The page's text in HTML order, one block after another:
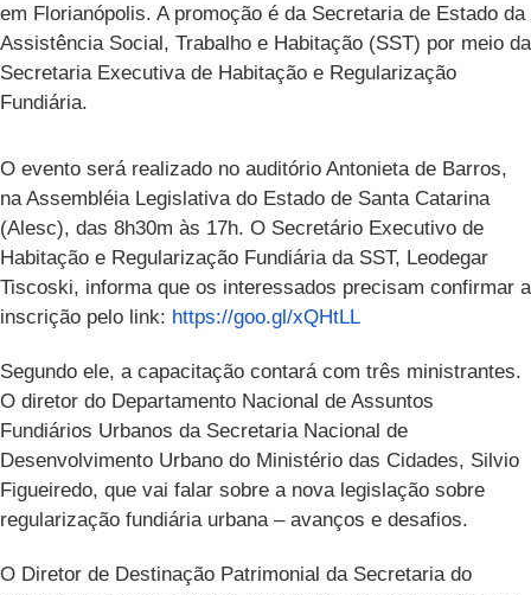
em Florianópolis. A promoção é da Secretaria de Estado da
Assistência Social, Trabalho e Habitação (SST) por meio da
Secretaria Executiva de Habitação e Regularização
Fundiária.
O evento será realizado no auditório Antonieta de Barros,
na Assembléia Legislativa do Estado de Santa Catarina
(Alesc), das 8h30m às 17h. O Secretário Executivo de
Habitação e Regularização Fundiária da SST, Leodegar
Tiscoski, informa que os interessados precisam confirmar a
inscrição pelo link: https://goo.gl/xQHtLL
Segundo ele, a capacitação contará com três ministrantes.
O diretor do Departamento Nacional de Assuntos
Fundiários Urbanos da Secretaria Nacional de
Desenvolvimento Urbano do Ministério das Cidades, Silvio
Figueiredo, que vai falar sobre a nova legislação sobre
regularização fundiária urbana – avanços e desafios.
O Diretor de Destinação Patrimonial da Secretaria do